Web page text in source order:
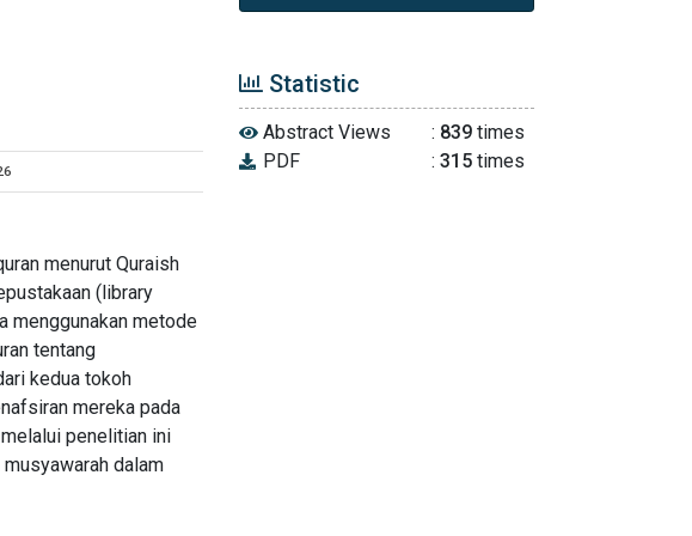
menurut Quraish
(library
menggunakan metode
tentang
kedua tokoh
mereka pada
penelitian ini
dalam
Statistic
Abstract Views : 839 times
PDF
:315 times